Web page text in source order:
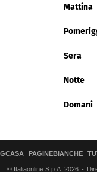
Mattina
Sera
Notte
Domani
PAGINEBIANCHE
© Italiaonline S.p.A. 2026